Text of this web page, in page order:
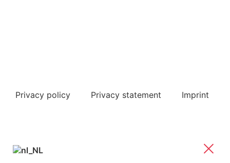
Privacy policy Privacy statement Imprint